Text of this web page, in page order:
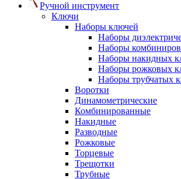
Ручной инструмент
Ключи
Наборы ключей
Наборы
Наборы
Наборы накидных
Наборы рожковых
Наборы трубчатых
Воротки
Динамометрические
Комбинированные
Накидные
Разводные
Рожковые
Торцевые
Трещотки
Трубные